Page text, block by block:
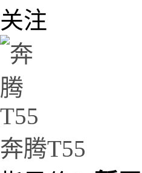
关注
奔腾T55